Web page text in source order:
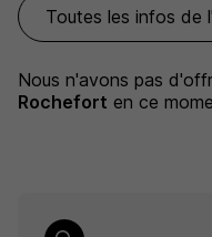
Toutes les infos de
Nous n'avons pas
Rochefort en ce